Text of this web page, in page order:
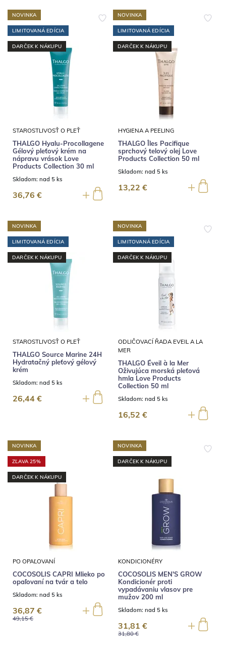
NOVINKA
LIMITOVANÁ EDÍCIA
DARČEK K NÁKUPU
STAROSTLIVOSŤ O PLEŤ
THALGO Hyalu-Procollagene
Gélový pleťový krém na
nápravu vrások Love
Products Collection 30 ml
Skladom: nad 5 ks
36,76 €
NOVINKA
LIMITOVANÁ EDÍCIA
DARČEK K NÁKUPU
HYGIENA A PEELING
THALGO Îles Pacifique
sprchový telový olej Love
Products Collection 50 ml
Skladom: nad 5 ks
13,22 €
NOVINKA
LIMITOVANÁ EDÍCIA
DARČEK K NÁKUPU
STAROSTLIVOSŤ O PLEŤ
THALGO Source Marine 24H
Hydratačný pleťový gélový
krém
Skladom: nad 5 ks
26,44 €
NOVINKA
LIMITOVANÁ EDÍCIA
DARČEK K NÁKUPU
ODLIČOVACÍ ŘADA EVEIL A LA
MER
THALGO Éveil à la Mer
Oživujúca morská pleťová
hmla Love Products
Collection 50 ml
Skladom: nad 5 ks
16,52 €
NOVINKA
ZĽAVA 25%
DARČEK K NÁKUPU
PO OPAĽOVANÍ
COCOSOLIS CAPRI Mlieko po
opaľovaní na tvár a telo
Skladom: nad 5 ks
49,15 €
36,87 €
NOVINKA
DARČEK K NÁKUPU
KONDICIONÉRY
COCOSOLIS MEN'S GROW
Kondicionér proti
vypadávaniu vlasov pre
mužov 200 ml
Skladom: nad 5 ks
31,80 €
31,81 €